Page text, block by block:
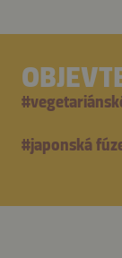
#
#japonská